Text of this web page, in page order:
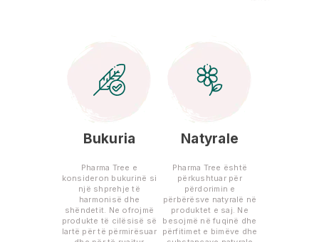
Bukuria
Pharma Tree e
konsideron bukurinë si
një shprehje të
harmonisë dhe
shëndetit. Ne ofrojmë
produkte të cilësisë së
lartë për të përmirësuar
Natyrale
Pharma Tree është
përkushtuar për
përdorimin e
përbërësve natyralë në
produktet e saj. Ne
besojmë në fuqinë dhe
përfitimet e bimëve dhe